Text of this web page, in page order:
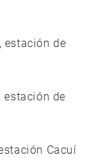
estación de
estación de
Cacuí